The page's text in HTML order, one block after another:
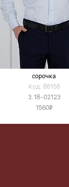
сорочка
Код: 88158
3.18-02123
1560v